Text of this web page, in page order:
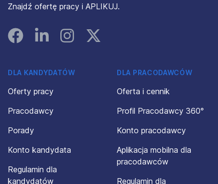
Znajdź ofertę pracy i APLIKUJ.
FacebookLinked InInstagramInstagram
DLA KANDYDATÓW
Oferty pracy
Pracodawcy
Porady
Konto kandydata
Regulamin dla
kandydatów
DLA PRACODAWCÓW
Oferta i cennik
Profil Pracodawcy 360°
Konto pracodawcy
Aplikacja mobilna dla
pracodawców
Regulamin dla